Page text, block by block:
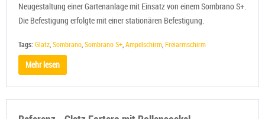
Neugestaltung einer Gartenanlage mit Einsatz von einem Sombrano S+.
Die Befestigung erfolgte mit einer stationären Befestigung.
Tags:Glatz Sombrano Sombrano S+ Ampelschirm Freiarmschirm
Mehr lesen